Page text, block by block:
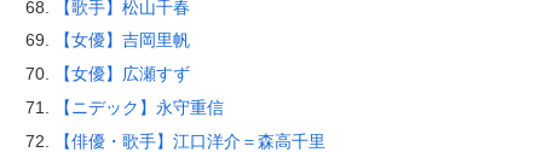
【歌手】松山千春
【女優】吉岡里帆
【女優】広瀬すず
【ニデック】永守重信
【俳優・歌手】江口洋介＝森高千里